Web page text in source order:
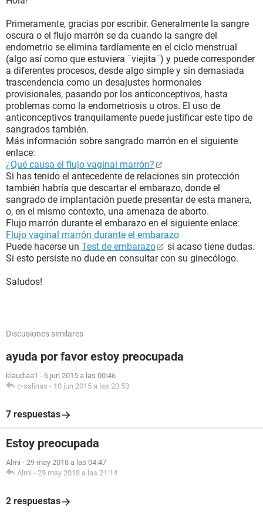
Primeramente, gracias por escribir. Generalmente la sangre
oscura o el flujo marrón se da cuando la sangre del
endometrio se elimina tardíamente en el ciclo menstrual
(algo así como que estuviera ¨viejita¨) y puede corresponder
a diferentes procesos, desde algo simple y sin demasiada
trascendencia como un desajustes hormonales
provisionales, pasando por los anticonceptivos, hasta
problemas como la endometriosis u otros. El uso de
anticonceptivos tranquilamente puede justificar este tipo de
sangrados también.
Más información sobre sangrado marrón en el siguiente
enlace:
¿Qué causa el flujo vaginal marrón?
Si has tenido el antecedente de relaciones sin protección
también habría que descartar el embarazo, donde el
sangrado de implantación puede presentar de esta manera,
o, en el mismo contexto, una amenaza de aborto.
Flujo marrón durante el embarazo en el siguiente enlace:
Flujo vaginal marrón durante el embarazo
Puede hacerse un Test de embarazo
si acaso tiene dudas.
Si esto persiste no dude en consultar con su ginecólogo.
Saludos!
Discusiones similares
ayuda por favor estoy preocupada
klaudiaa1 - 6 jun 2015 a las 00:46
c-salinas - 10 jun 2015 a las 20:53
7 respuestas
Estoy preocupada
Almi - 29 may 2018 a las 04:47
Almi - 29 may 2018 a las 21:14
2 respuestas